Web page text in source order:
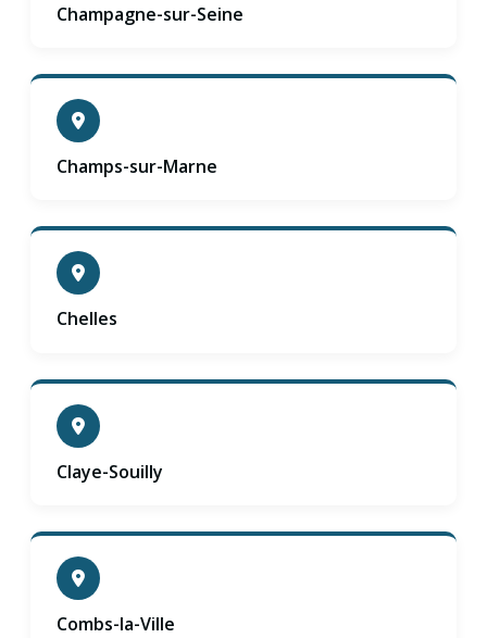
Champagne-sur-Seine
Champs-sur-Marne
Chelles
Claye-Souilly
Combs-la-Ville